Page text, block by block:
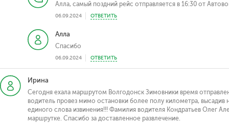
Алла, самый поздний рейс отправляется в 16:30 от
06.09.2024 ОТВЕТИТЬ
Алла
Спасибо
06.09.2024 ОТВЕТИТЬ
Ирина
Сегодня ехала маршрутом Волгодонск Зимовники время
водитель провез мимо остановки более полу километра, высадив
единого слова извинения!!! Фамилия водителя Кондратьев Олег
маршрутке. Спасибо за доставленное развлечение.